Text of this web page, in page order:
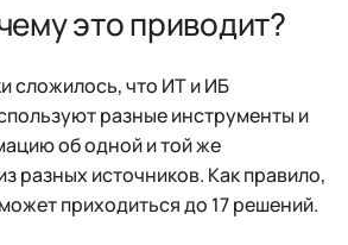
это приводит?
сложилось, что ИТ и ИБ
разные инструменты и
об одной и той же
разных источников. Как правило,
приходиться до 17 решений.